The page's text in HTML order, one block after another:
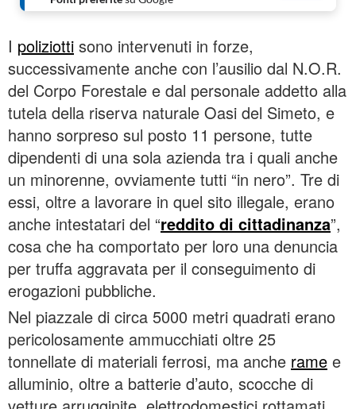
I poliziotti sono intervenuti in forze,
successivamente anche con l’ausilio dal N.O.R.
del Corpo Forestale e dal personale addetto alla
tutela della riserva naturale Oasi del Simeto, e
hanno sorpreso sul posto 11 persone, tutte
dipendenti di una sola azienda tra i quali anche
un minorenne, ovviamente tutti “in nero”. Tre di
essi, oltre a lavorare in quel sito illegale, erano
anche intestatari del “reddito di cittadinanza”,
cosa che ha comportato per loro una denuncia
per truffa aggravata per il conseguimento di
erogazioni pubbliche.
Nel piazzale di circa 5000 metri quadrati erano
pericolosamente ammucchiati oltre 25
tonnellate di materiali ferrosi, ma anche rame e
alluminio, oltre a batterie d’auto, scocche di